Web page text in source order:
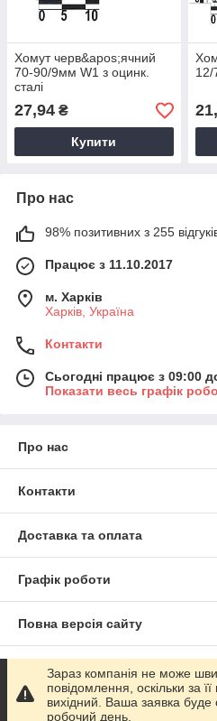
Хомут черв&apos;ячний
70-90/9мм W1 з оцинк.
сталі
27,94 ₴
Купити
12/
Про нас
98% позитивних з 255
Працює з 11.10.2017
м. Харків
Харків, Україна
Контакти
Сьогодні працює з 09:00
Показати весь графік
Про нас
Контакти
Доставка та оплата
Графік роботи
Повна версія сайту
Сайт створено на
Політика конфіденційності
Зараз компанія не може
повідомлення, оскільки за
вихідний. Ваша заявка
робочий день.